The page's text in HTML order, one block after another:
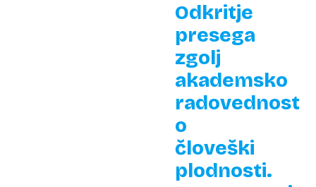
Odkritje
presega
zgolj
akademsko
radovednost
o
človeški
plodnosti.